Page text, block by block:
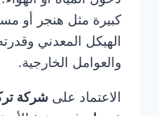
كبيرة مثل هنجر أو
الهيكل المعدني
والعوامل الخارجية.
الاعتماد على شركة